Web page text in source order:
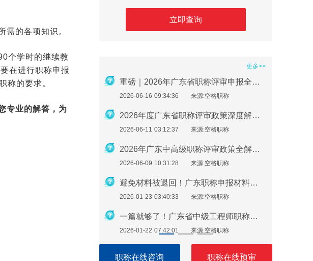
需的各项知识。
个学时的继续教
在进行职称申报
称的要求。
专业的解答，为
立即查询
更多>>
重磅｜2026年广东省职称评审申报全流程指南
2026-06-16 09:34:36 来源:空格职称
2026年度广东省职称评审政策深度解析：申报条件、时间规划与避坑指南
2026-06-11 03:12:37 来源:空格职称
2026年广东中高级职称评审政策全解析：条件、流程与实操指南
2026-06-09 10:31:28 来源:空格职称
避免材料被退回！广东职称申报材料指南（2026最新版）
2026-01-23 03:40:33 来源:空格职称
一篇就够了！广东省中级工程师职称评定需要准备哪些材料？
2026-01-22 07:42:01 来源:空格职称
职称在线咨询 职称在线预审